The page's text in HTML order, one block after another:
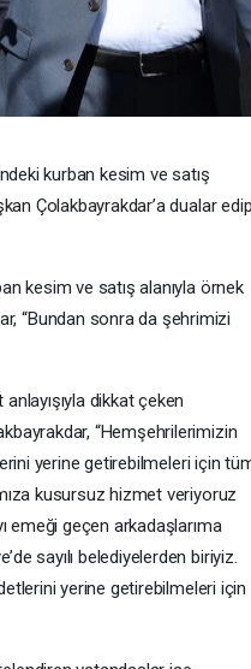
kurban kesim ve satış
Çolakbayrakdar’a dualar edip
kesim ve satış alanıyla örnek
“Bundan sonra da şehrimizi
dikkat çeken
“Hemşehrilerimizin
yerine getirebilmeleri için
kusursuz hizmet veriyoruz
emeği geçen arkadaşlarıma
sayılı belediyelerden biriyiz.
yerine getirebilmeleri için